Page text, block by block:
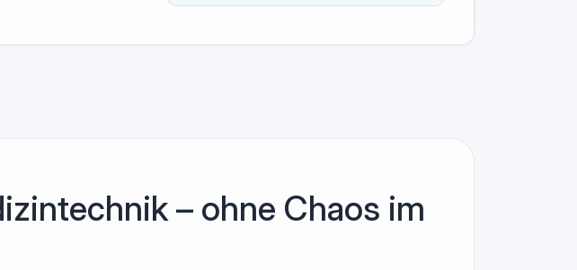
– ohne Chaos im